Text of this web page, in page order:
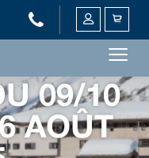
09/10
AOÛT